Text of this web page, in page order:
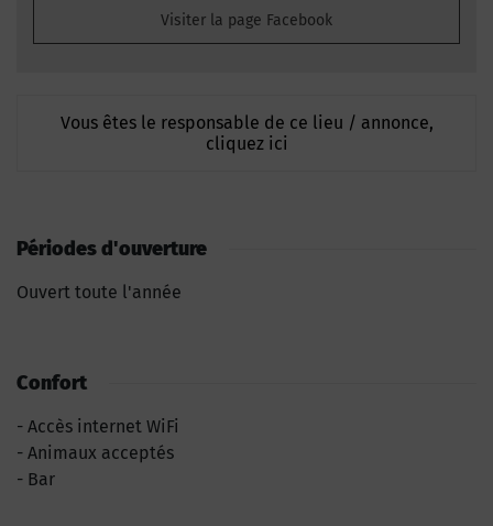
Visiter la page Facebook
Vous êtes le responsable de ce lieu / annonce,
cliquez ici
Périodes d'ouverture
Ouvert toute l'année
Confort
Accès internet WiFi
Animaux acceptés
Bar